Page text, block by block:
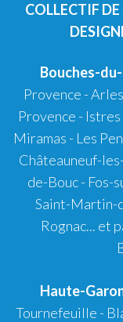
COLLECTIF
Bouches-
Provence -Arles
Provence - Istres
Miramas - Les
Châteauneuf-
de-Bouc- Fos-
Saint-Martin-
Rognac... et
Haute-
Tournefeuille -